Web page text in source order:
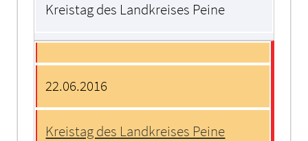
Kreistag des Landkreises Peine
22.06.2016
Kreistag des Landkreises Peine